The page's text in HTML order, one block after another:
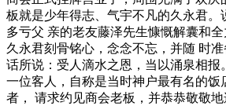
板就是少年得志、气宇不凡的久永君。
多亏父 亲的老友藤泽先生慷慨解囊和全
久永君刻骨铭心，念念不忘，并随 时
话所说：受人滴水之恩，当以涌泉相报
一位客人，自称是当时神户最有名的
者， 请求约见商会老板，并恭恭敬敬